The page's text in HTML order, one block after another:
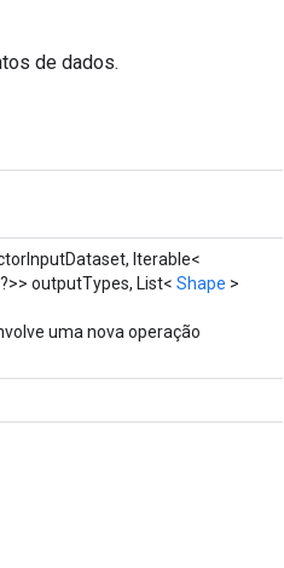
de dados.
Iterable<
outputTypes, List< Shape >
uma nova operação